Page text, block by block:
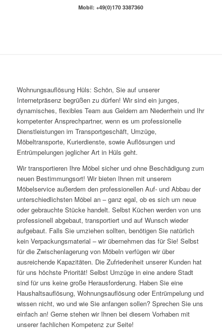
Mobil: +49(0)170 3387360
Wohnungsauflösung Hüls: Schön, Sie auf unserer
Internetpräsenz begrüßen zu dürfen! Wir sind ein junges,
dynamisches, flexibles Team aus Geldern am Niederrhein und Ihr
kompetenter Ansprechpartner, wenn es um professionelle
Dienstleistungen im Transportgeschäft, Umzüge,
Möbeltransporte, Kurierdienste, sowie Auflösungen und
Entrümpelungen jeglicher Art in Hüls geht.
Wir transportieren Ihre Möbel sicher und ohne Beschädigung zum
neuen Bestimmungsort! Wir bieten Ihnen mit unserem
Möbelservice außerdem den professionellen Auf- und Abbau der
unterschiedlichsten Möbel an – ganz egal, ob es sich um neue
oder gebrauchte Stücke handelt. Selbst Küchen werden von uns
professionell abgebaut, transportiert und auf Wunsch wieder
aufgebaut. Falls Sie umziehen sollten, benötigen Sie natürlich
kein Verpackungsmaterial – wir übernehmen das für Sie! Selbst
für die Zwischenlagerung von Möbeln verfügen wir über
ausreichende Kapazitäten. Die Zufriedenheit unserer Kunden hat
für uns höchste Priorität! Selbst Umzüge in eine andere Stadt
sind für uns keine große Herausforderung. Haben Sie eine
Haushaltsauflösung, Wohnungsauflösung oder Entrümpelung und
wissen nicht, wo und wie Sie anfangen sollen? Sprechen Sie uns
einfach an! Gerne stehen wir Ihnen bei diesem Vorhaben mit
unserer fachlichen Kompetenz zur Seite!